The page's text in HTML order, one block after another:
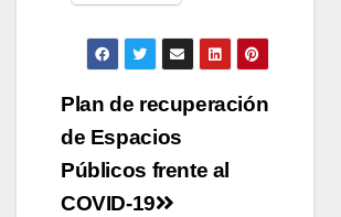
Navegación
de
entradas
Plan de recuperación
de Espacios
Públicos frente al
COVID-19